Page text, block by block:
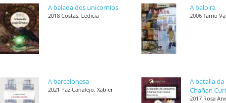
A balada dos unicornios
2018 Costas, Ledicia
A baloira
2006 Tarrío
A barcelonesa
2021 Paz Canalejo, Xabier
A batalla
Chañan
2017 Rosa